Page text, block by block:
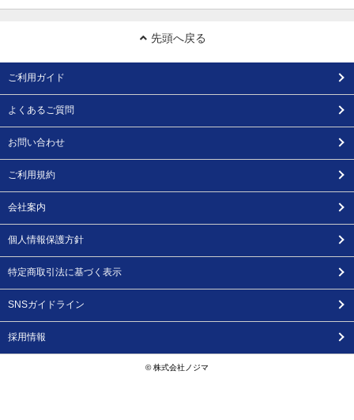
先頭へ戻る
ご利用ガイド
よくあるご質問
お問い合わせ
ご利用規約
会社案内
個人情報保護方針
特定商取引法に基づく表示
SNSガイドライン
採用情報
© 株式会社ノジマ